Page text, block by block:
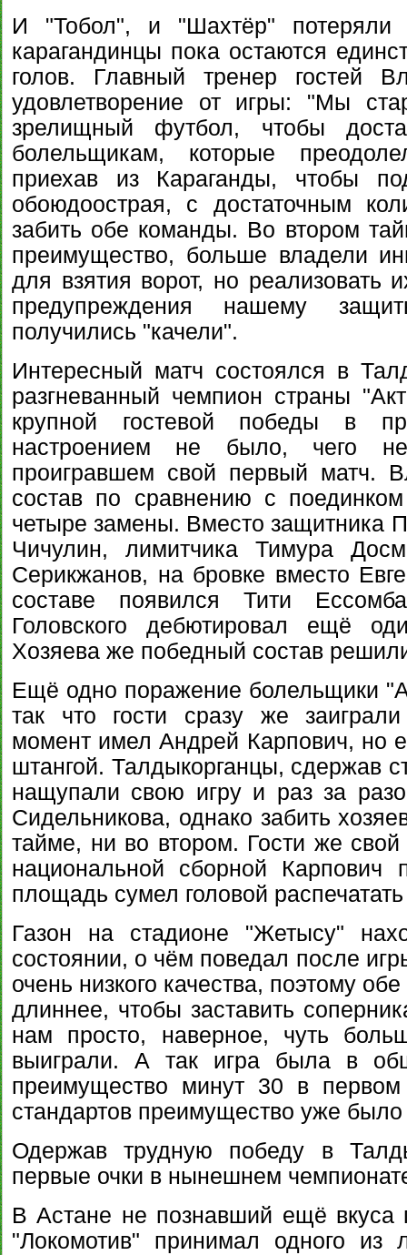
И "Тобол", и "Шахтёр"
карагандинцы пока остаются
голов. Главный тренер гостей
удовлетворение от игры: "Мы
зрелищный футбол, чтобы
болельщикам, которые
приехав из Караганды, чтобы
обоюдоострая, с достаточным
забить обе команды. Во втором
преимущество, больше владели
для взятия ворот, но реализовать
предупреждения нашему
получились "качели".
Интересный матч состоялся в
разгневанный чемпион страны
крупной гостевой победы в
настроением не было, чего
проигравшем свой первый матч.
состав по сравнению с
четыре замены. Вместо защитника
Чичулин, лимитчика Тимура
Серикжанов, на бровке вместо
составе появился Тити
Головского дебютировал ещё
Хозяева же победный состав
Ещё одно поражение болельщики
так что гости сразу же
момент имел Андрей Карпович, но
штангой. Талдыкорганцы, сдержав
нащупали свою игру и раз за
Сидельникова, однако забить
тайме, ни во втором. Гости же
национальной сборной
площадь сумел головой
Газон на стадионе "Жетысу"
состоянии, о чём поведал после
очень низкого качества, поэтому
длиннее, чтобы заставить
нам просто, наверное, чуть
выиграли. А так игра была в
преимущество минут 30 в
стандартов преимущество уже
Одержав трудную победу в
первые очки в нынешнем
В Астане не познавший ещё вкуса
"Локомотив" принимал одного из